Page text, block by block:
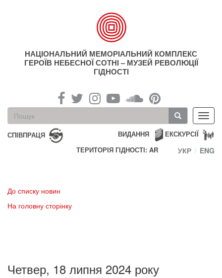
НАЦІОНАЛЬНИЙ МЕМОРІАЛЬНИЙ КОМПЛЕКС
ГЕРОЇВ НЕБЕСНОЇ СОТНІ – МУЗЕЙ РЕВОЛЮЦІЇ
ГІДНОСТІ
Пошукова
форма
Пошук
СПІВПРАЦЯ ЕКСКУРСІЇ
ВИДАННЯ
ТЕРИТОРІЯ ГІДНОСТІ: AR
УКР ENG
До списку новин
На головну сторінку
Четвер, 18 липня 2024 року